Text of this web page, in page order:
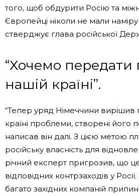
того, щоб обдурити Росію та
Європейці ніколи не мали
стверджує глава російської
“Хочемо
нашій країні”.
“Тепер уряд Німеччини вирішив
країні проблеми, створені його
написав він далі. З цією метою
російську власність для
річний експерт пригрозив, що
відповідних контрзаходів у
багато західних компаній